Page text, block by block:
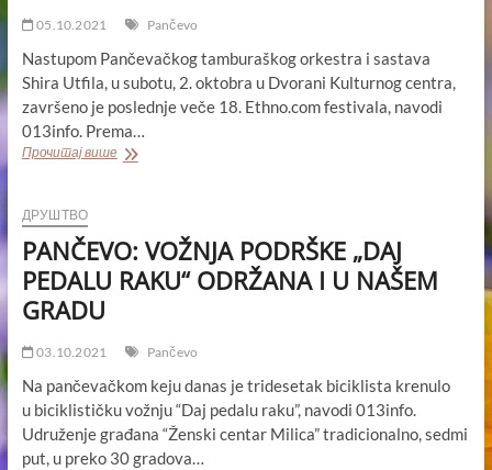
05.10.2021 Pančevo
Nastupom Pančevačkog tamburaškog orkestra i sastava
Shira Utfila, u subotu, 2. oktobra u Dvorani Kulturnog centra,
završeno je poslednje veče 18. Ethno.com festivala, navodi
013info. Prema…
Прочитај вишеPANČEVAČKI
UTFILA
ZATVORILI
18.
ДРУШТВО
PANČEVO: VOŽNJA PODRŠKE „DAJ
PEDALU RAKU“ ODRŽANA I U NAŠEM
GRADU
03.10.2021 Pančevo
Na pančevačkom keju danas je tridesetak biciklista krenulo
u biciklističku vožnju “Daj pedalu raku”, navodi 013info.
Udruženje građana “Ženski centar Milica” tradicionalno, sedmi
put, u preko 30 gradova…